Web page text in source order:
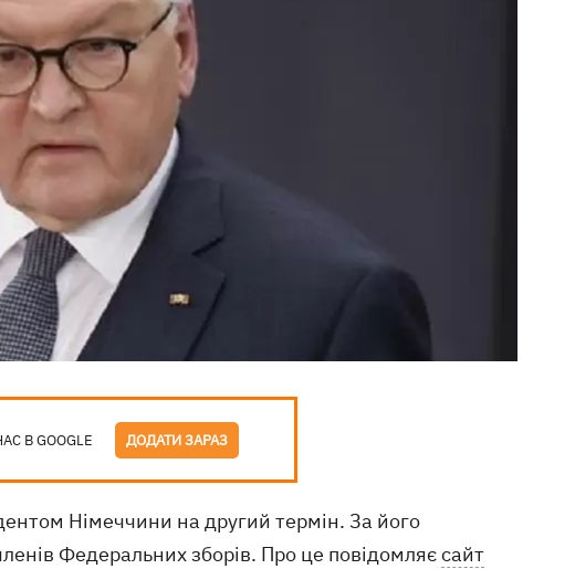
В GOOGLE ДОДАТИ ЗАРАЗ
Німеччини на другий термін. За його
Федеральних зборів. Про це повідомляєсайт